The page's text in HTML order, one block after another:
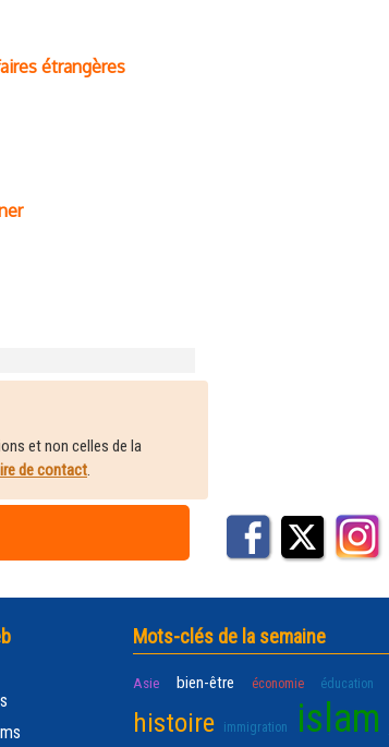
étrangères
et non celles de la
de contact.
Mots-clés de la semaine
Asie bien-être économie éducation
histoire immigration islam